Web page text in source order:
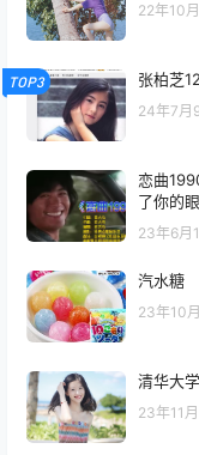
22年10
TOP3 张柏芝
24年7月
恋曲
了你的
23年6月
汽水糖
23年10
清华大
23年11